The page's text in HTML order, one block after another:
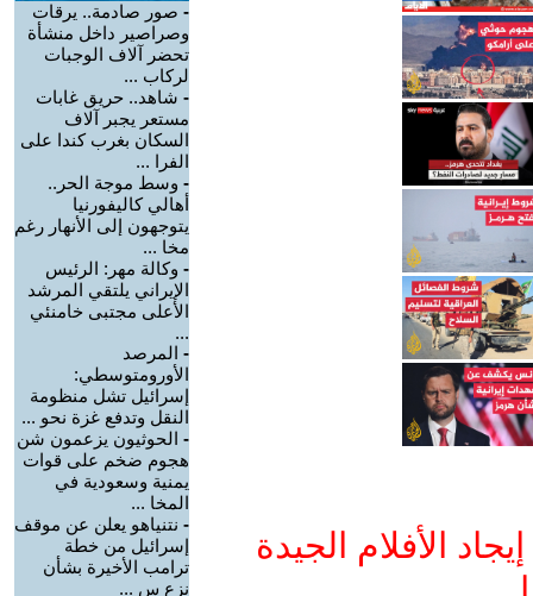
الأفلام الجيدة
- صور صادمة.. يرقات
وصراصير داخل منشأة
تحضر آلاف الوجبات
لركاب ...
- شاهد.. حريق غابات
مستعر يجبر آلاف
السكان بغرب كندا على
الفرا ...
- وسط موجة الحر..
أهالي كاليفورنيا
يتوجهون إلى الأنهار رغم
مخا ...
- وكالة مهر: الرئيس
الإيراني يلتقي المرشد
الأعلى مجتبى خامنئي
...
- المرصد
الأورومتوسطي:
إسرائيل تشل منظومة
النقل وتدفع غزة نحو ...
- الحوثيون يزعمون شن
هجوم ضخم على قوات
يمنية وسعودية في
المخا ...
- نتنياهو يعلن عن موقف
إسرائيل من خطة
ترامب الأخيرة بشأن
نزع س ...